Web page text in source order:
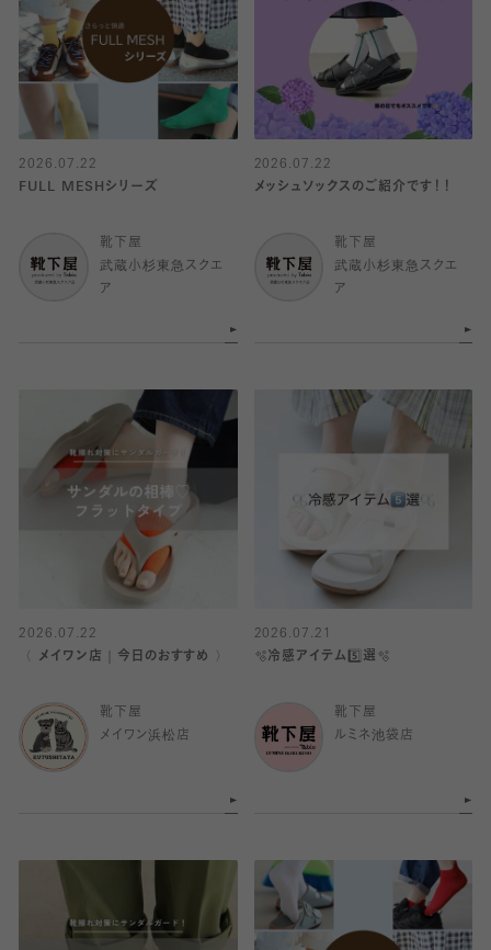
2026.07.22
FULL MESHシリーズ
靴下屋
武蔵小杉東急スクエ
ア
2026.07.22
メッシュソックスのご紹介です！！
靴下屋
武蔵小杉東急スクエ
ア
2026.07.22
〈 メイワン店｜今日のおすすめ 〉
靴下屋
メイワン浜松店
2026.07.21
🫧冷感アイテム5️⃣選🫧
靴下屋
ルミネ池袋店